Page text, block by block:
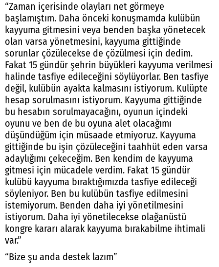
“Zaman içerisinde olayları net görmeye
başlamıştım. Daha önceki konuşmamda kulübün
kayyuma gitmesini veya benden başka yönetecek
olan varsa yönetmesini, kayyuma gittiğinde
sorunlar çözülecekse de çözülmesi için dedim.
Fakat 15 gündür şehrin büyükleri kayyuma verilmesi
halinde tasfiye edileceğini söylüyorlar. Ben tasfiye
değil, kulübün ayakta kalmasını istiyorum. Kulüpte
hesap sorulmasını istiyorum. Kayyuma gittiğinde
bu hesabın sorulmayacağını, oyunun içindeki
oyunu ve ben de bu oyuna alet olacağımı
düşündüğüm için müsaade etmiyoruz. Kayyuma
gittiğinde bu işin çözüleceğini taahhüt eden varsa
adaylığımı çekeceğim. Ben kendim de kayyuma
gitmesi için mücadele verdim. Fakat 15 gündür
kulübü kayyuma bıraktığımızda tasfiye edileceği
söyleniyor. Ben bu kulübün tasfiye edilmesini
istemiyorum. Benden daha iyi yönetilmesini
istiyorum. Daha iyi yönetilecekse olağanüstü
kongre kararı alarak kayyuma bırakabilme ihtimali
var.”
“Bize şu anda destek lazım”